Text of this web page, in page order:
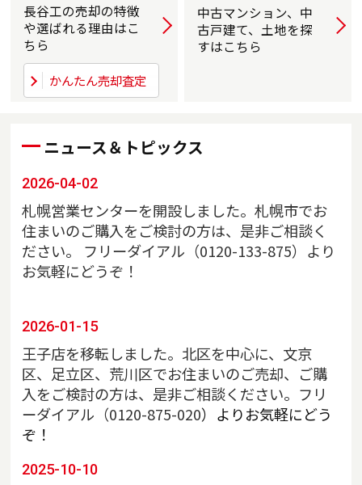
長谷工の売却の特徴
や選ばれる理由はこ
ちら
かんたん売却査定
詳しく
中古マンション、中
古戸建て、土地を探
すはこちら
ニュース＆トピックス
2026-04-02
札幌営業センターを開設しました。札幌市でお
住まいのご購入をご検討の方は、是非ご相談く
ださい。 フリーダイアル（0120-133-875）より
お気軽にどうぞ！
2026-01-15
王子店を移転しました。北区を中心に、文京
区、足立区、荒川区でお住まいのご売却、ご購
入をご検討の方は、是非ご相談ください。フリ
ーダイアル（0120-875-020）よりお気軽にどう
ぞ！
2025-10-10